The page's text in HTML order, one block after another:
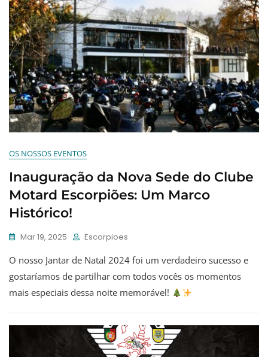
OS NOSSOS EVENTOS
Inauguração da Nova Sede do Clube
Motard Escorpiões: Um Marco
Histórico!
Mar 19, 2025 Escorpioes
O nosso Jantar de Natal 2024 foi um verdadeiro sucesso e
gostaríamos de partilhar com todos vocês os momentos
mais especiais dessa noite memorável!